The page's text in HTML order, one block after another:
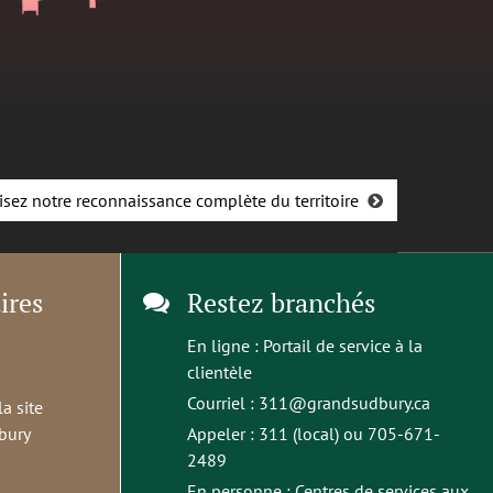
notre reconnaissance complète du territoire
site
Restez branchés
En ligne : Portail de service à la
clientèle
Courriel : 311@grandsudbury.ca
Appeler : 311 (local) ou 705-671-
2489